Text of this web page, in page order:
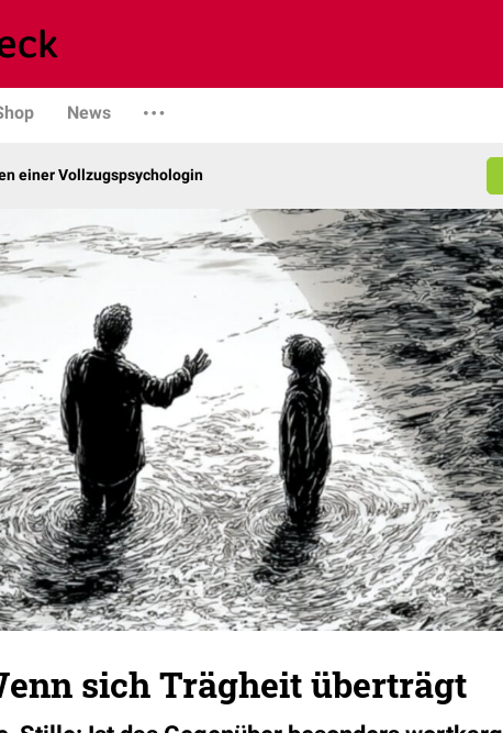
News
einer Vollzugspsychologin
sich Trägheit überträgt